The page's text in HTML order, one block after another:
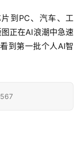
到PC、汽车、工
正在AI浪潮中急速
到第一批个人AI智